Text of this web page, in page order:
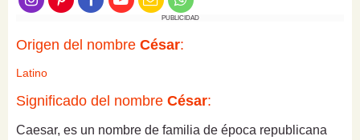
PUBLICIDAD
Origen del nombre César:
Latino
Significado del nombre César:
Caesar, es un nombre de familia de época republicana